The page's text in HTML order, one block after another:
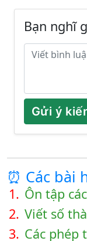
Bạn nghĩ
Gửi ý
⏰ Các bài
1. Ôn tập
2. Viết số
3. Các phép